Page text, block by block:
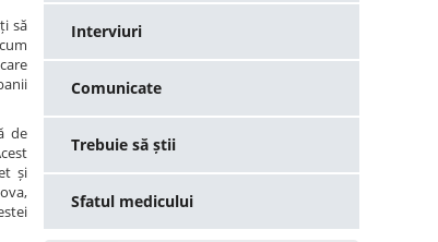
să
de
și
Interviuri
Comunicate
Trebuie să știi
Sfatul medicului